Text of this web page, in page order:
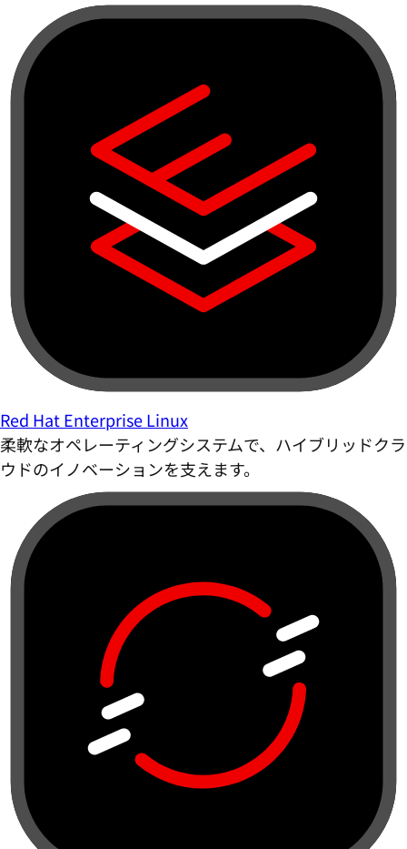
Red Hat Enterprise Linux
柔軟なオペレーティングシステムで、ハイブリッドクラ
ウドのイノベーションを支えます。